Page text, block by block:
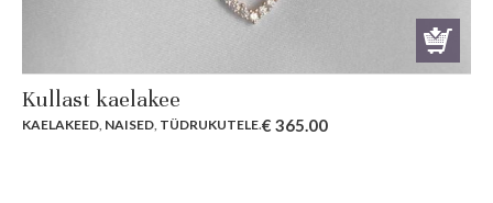
Kullast kaelakee
KAELAKEED, NAISED, TÜDRUKUTELE.€ 365.00